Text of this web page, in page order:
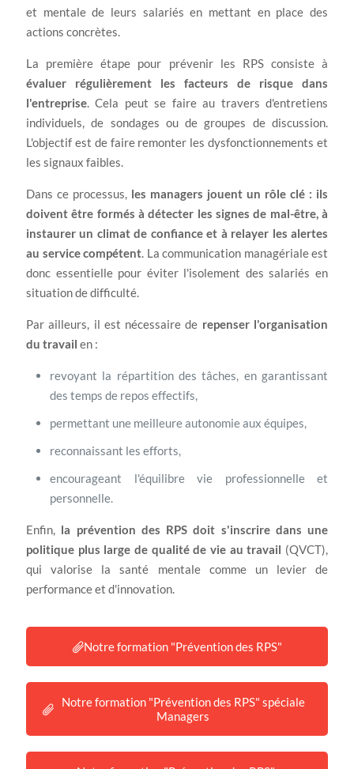
et mentale de leurs salariés en mettant en place des
actions concrètes.
La première étape pour prévenir les RPS consiste à
évaluer régulièrement les facteurs de risque dans
l'entreprise. Cela peut se faire au travers d'entretiens
individuels, de sondages ou de groupes de discussion.
L'objectif est de faire remonter les dysfonctionnements et
les signaux faibles.
Dans ce processus, les managers jouent un rôle clé : ils
doivent être formés à détecter les signes de mal-être, à
instaurer un climat de confiance et à relayer les alertes
au service compétent. La communication managériale est
donc essentielle pour éviter l'isolement des salariés en
situation de difficulté.
Par ailleurs, il est nécessaire de repenser l'organisation
du travail en :
revoyant la répartition des tâches, en garantissant
des temps de repos effectifs,
permettant une meilleure autonomie aux équipes,
reconnaissant les efforts,
encourageant l'équilibre vie professionnelle et
personnelle.
Enfin, la prévention des RPS doit s'inscrire dans une
politique plus large de qualité de vie au travail (QVCT),
qui valorise la santé mentale comme un levier de
performance et d'innovation.
Notre formation "Prévention des RPS"
Notre formation "Prévention des RPS" spéciale
Managers